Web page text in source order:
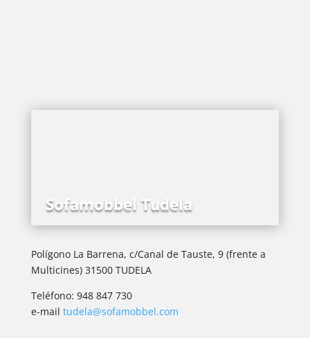
Sofamobbel Tudela
Polígono La Barrena, c/Canal de Tauste, 9 (frente a
Multicines) 31500 TUDELA
Teléfono: 948 847 730
e-mail tudela@sofamobbel.com